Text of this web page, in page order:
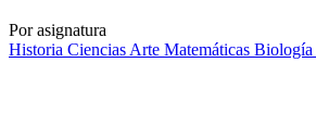
Por asignatura
Historia Ciencias Arte Matemáticas Biología